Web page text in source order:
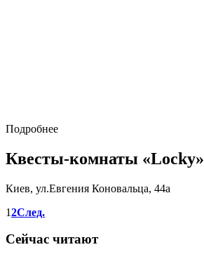
Подробнее
Квесты-комнаты «Locky»
Киев, ул.Евгения Коновальца, 44а
12След.
Сейчас читают